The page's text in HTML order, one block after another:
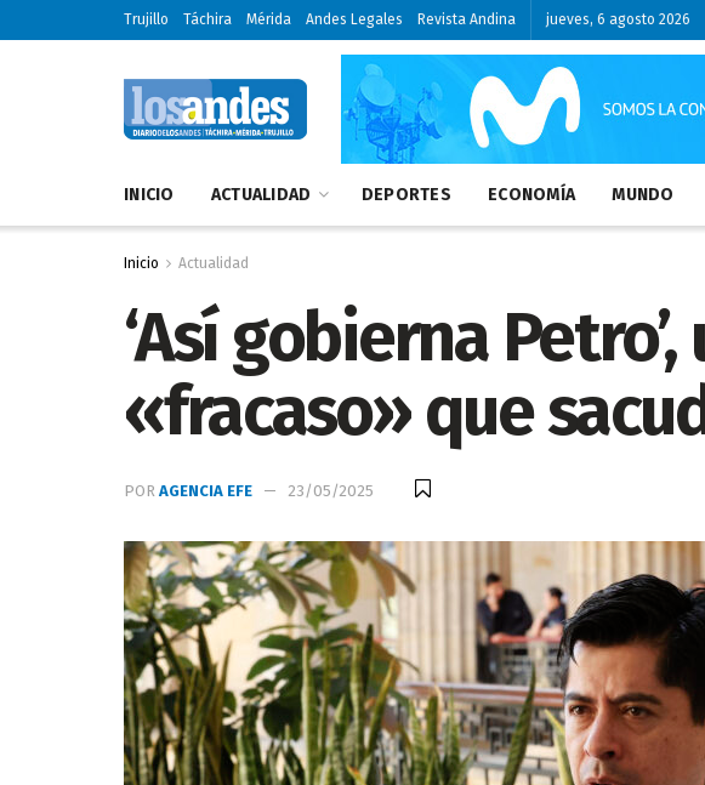
Trujillo Táchira Mérida Andes Legales Revista Andina jueves, 6 agosto 2026
INICIO ACTUALIDAD DEPORTES ECONOMÍA MUNDO
Inicio Actualidad
‘Así gobierna
«fracaso» que
POR AGENCIA EFE 23/05/2025